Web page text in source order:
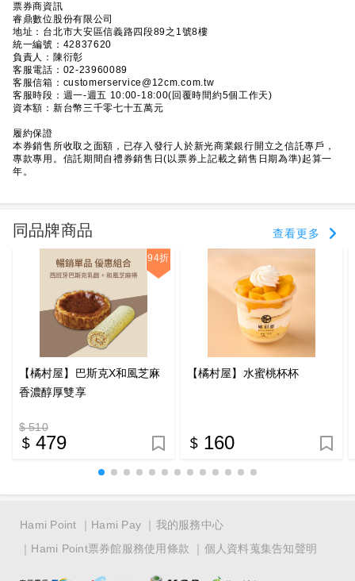
票券商資訊
睿鼎數位股份有限公司
地址：台北市大安區信義路四段89之1號8樓
統一編號：42837620
負責人：陳衍彰
客服電話：02-23960089
客服信箱：customerservice@12cm.com.tw
客服時段：週一-週五 10:00-18:00(回覆時間約5個工作天)
資本額：新台幣三千零七十五萬元
履約保證
本券銷售所收取之面額，已存入發行人於新光商業銀行開立之信託專戶，
專款專用。信託期間自禮券銷售日(以票券上記載之銷售日期為準)起算一
年。
同品牌商品 查看更多
94折
【橘村屋】巴斯克X和風芝麻
香濃醇厚雙享
$ 510
479
【橘村屋】水蜜桃杯杯
160
Hami Point Hami Pay
我的服務中心
Hami Point票券館服務使用條款
個人資料蒐集告知聲明